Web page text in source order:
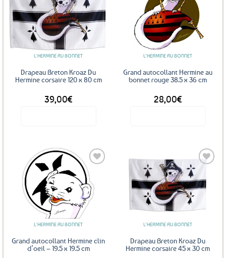
Ajouter
favoris
L'HERMINE AU BONNET
Drapeau Breton Kroaz Du
Hermine corsaire 120 x 80 cm
39,00€
Ajouter
aux
favoris
L'HERMINE AU BONNET
Grand autocollant Hermine au
bonnet rouge 38.5 x 36 cm
28,00€
Ajouter
aux
favoris
L'HERMINE AU BONNET
Grand autocollant Hermine clin
d’oeil – 19.5 x 19.5 cm
Ajouter
L'HERMINE AU BONNET
Drapeau Breton Kroaz Du
Hermine corsaire 45 x 30 cm